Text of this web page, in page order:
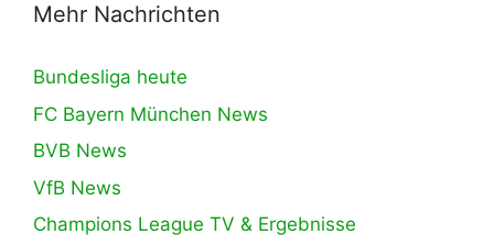
Mehr Nachrichten
Bundesliga heute
FC Bayern München News
BVB News
VfB News
Champions League TV & Ergebnisse